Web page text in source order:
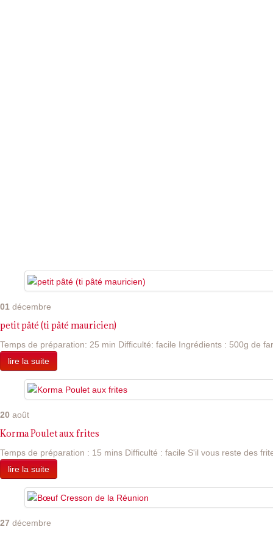
01 décembre
petit pâté (ti pâté mauricien)
Temps de préparation: 25 min Difficulté: facile Ingrédients : 500g de
lire la suite
20 août
Korma Poulet aux frites
Temps de préparation : 15 mins Difficulté : facile S'il vous reste des
lire la suite
27 décembre